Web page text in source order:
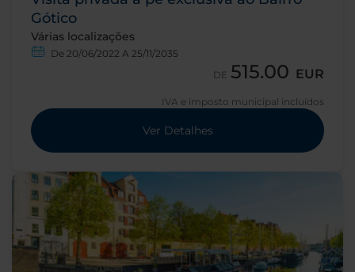
Gótico
Várias localizações
De 20/06/2022 A 25/11/2035
DE 515.00 EUR
IVA e imposto municipal incluídos
Ver Detalhes